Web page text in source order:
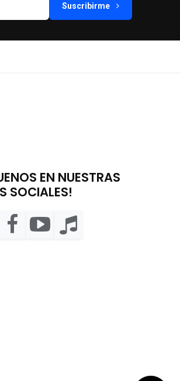
Suscribirme
EN NUESTRAS
SOCIALES!